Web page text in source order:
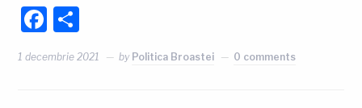
Facebook
1 decembrie 2021 by Politica Broastei 0 comments